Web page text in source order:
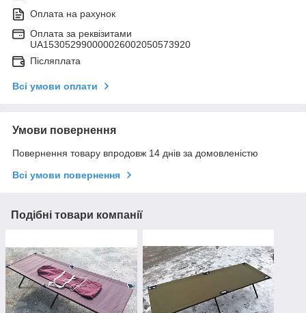
Оплата на рахунок
Оплата за реквізитами
UA153052990000026002050573920
Післяплата
Всі умови оплати
Умови повернення
Повернення товару впродовж 14 днів за домовленістю
Всі умови повернення
Подібні товари компанії